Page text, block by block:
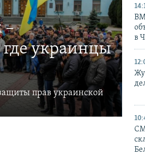
–
украинцы
прав украинской
в